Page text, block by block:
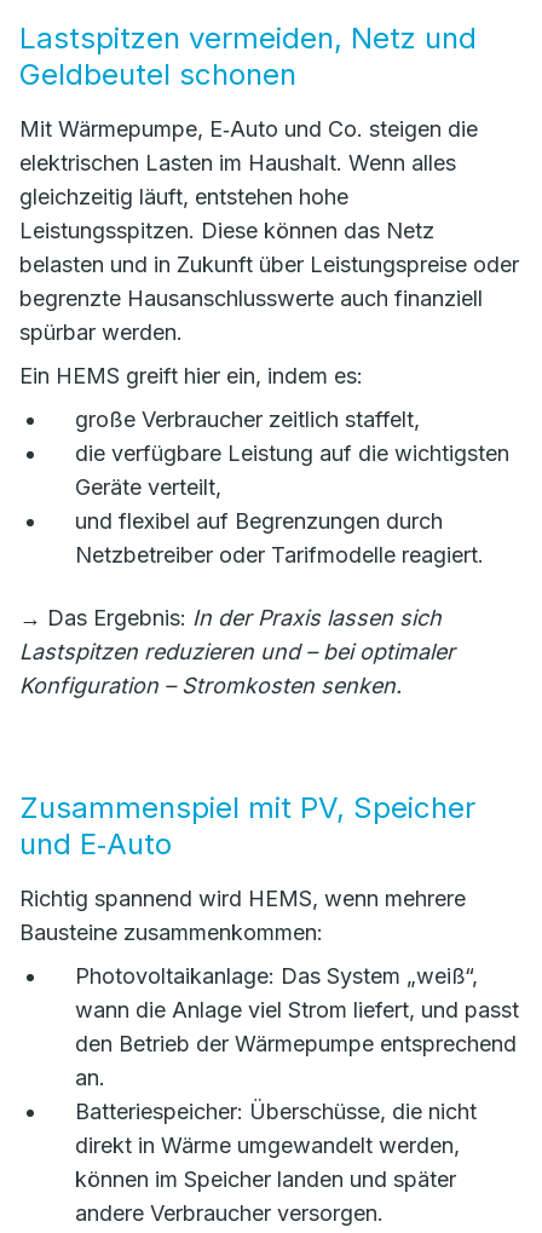
Lastspitzen vermeiden, Netz und
Geldbeutel schonen
Mit Wärmepumpe, E‑Auto und Co. steigen die
elektrischen Lasten im Haushalt. Wenn alles
gleichzeitig läuft, entstehen hohe
Leistungsspitzen. Diese können das Netz
belasten und in Zukunft über Leistungspreise oder
begrenzte Hausanschlusswerte auch finanziell
spürbar werden.
Ein HEMS greift hier ein, indem es:
große Verbraucher zeitlich staffelt,
die verfügbare Leistung auf die wichtigsten
Geräte verteilt,
und flexibel auf Begrenzungen durch
Netzbetreiber oder Tarifmodelle reagiert.
→ Das Ergebnis: In der Praxis lassen sich
Lastspitzen reduzieren und – bei optimaler
Konfiguration – Stromkosten senken.
Zusammenspiel mit PV, Speicher
und E‑Auto
Richtig spannend wird HEMS, wenn mehrere
Bausteine zusammenkommen:
Photovoltaikanlage: Das System „weiß“,
wann die Anlage viel Strom liefert, und passt
den Betrieb der Wärmepumpe entsprechend
an.
Batteriespeicher: Überschüsse, die nicht
direkt in Wärme umgewandelt werden,
können im Speicher landen und später
andere Verbraucher versorgen.